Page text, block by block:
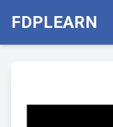
FDPLEARN